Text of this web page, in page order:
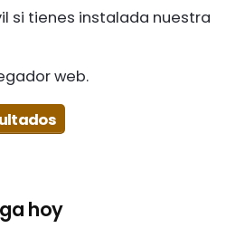
si tienes instalada nuestra
web.
hoy